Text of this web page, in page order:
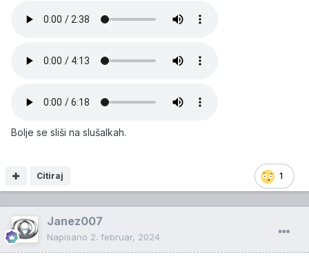
Bolje se sliši na slušalkah.
1
Citiraj
Janez007
Napisano 2. februar, 2024